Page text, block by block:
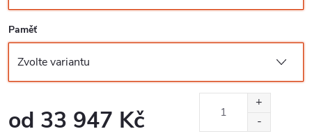
Paměť
od 33 947 Kč